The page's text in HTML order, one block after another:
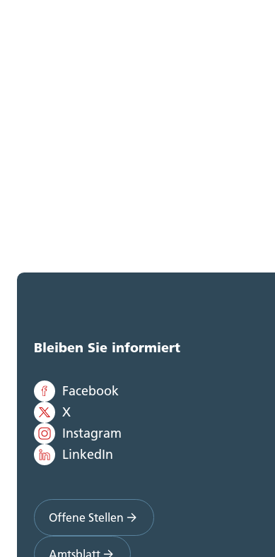
Bleiben Sie informiert
Facebook
X
Instagram
LinkedIn
Offene Stellen
Amtsblatt